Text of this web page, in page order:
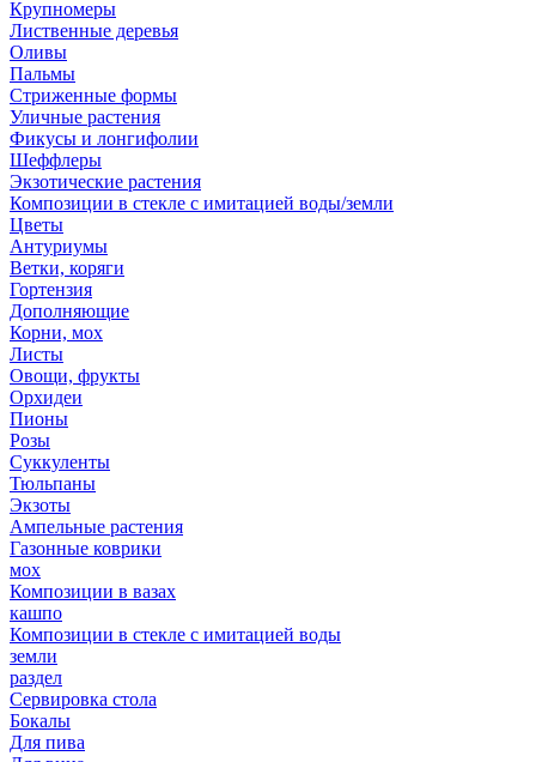
Крупномеры
Лиственные деревья
Оливы
Пальмы
Стриженные формы
Уличные растения
Фикусы и лонгифолии
Шеффлеры
Экзотические растения
Композиции в стекле с имитацией воды/земли
Цветы
Антуриумы
Ветки, коряги
Гортензия
Дополняющие
Корни, мох
Листы
Овощи, фрукты
Орхидеи
Пионы
Розы
Суккуленты
Тюльпаны
Экзоты
Ампельные растения
Газонные коврики
мох
Композиции в вазах
кашпо
Композиции в стекле с имитацией воды
земли
раздел
Сервировка стола
Бокалы
Для пива